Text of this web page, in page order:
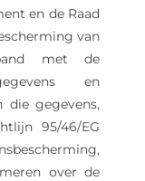
en de Raad
van
met de
en
die gegevens,
95/46/EG
over de